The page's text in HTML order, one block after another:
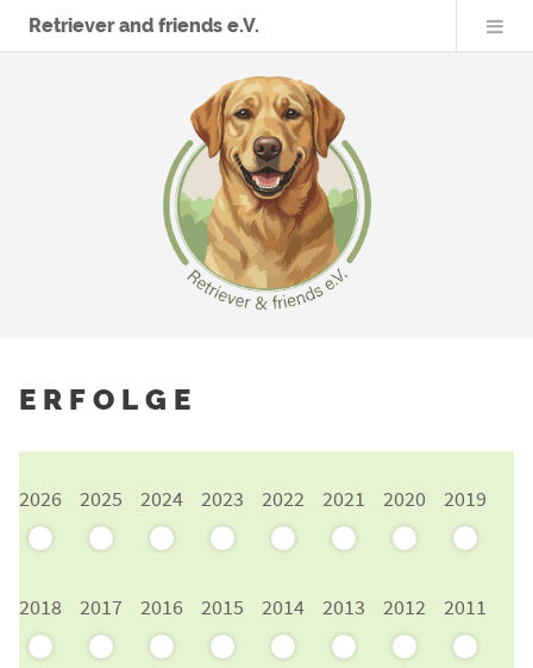
Retriever and friends e.V.
ERFOLGE
2026 2025 2024 2023 2022 2021 2020 2019
2018 2017 2016 2015 2014 2013 2012 2011